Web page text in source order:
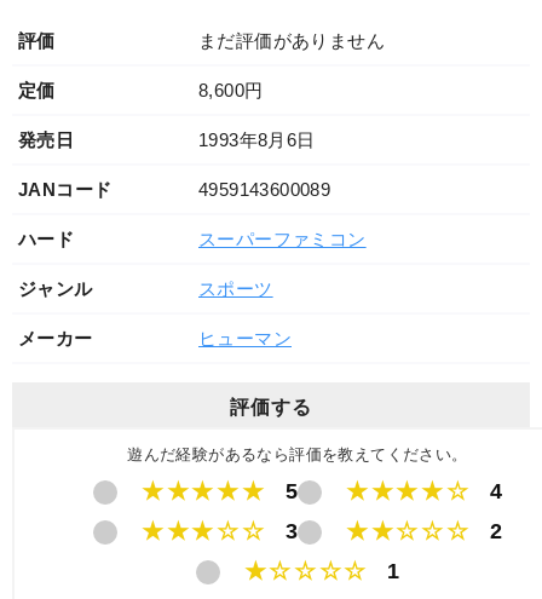
評価 まだ評価がありません
定価 8,600円
発売日 1993年8月6日
JANコード 4959143600089
ハード スーパーファミコン
ジャンル スポーツ
メーカー ヒューマン
評価する
遊んだ経験があるなら評価を教えてください。
★★★★★ 5 ★★★★☆
4
★★★☆☆
3 ★★☆☆☆
2
★☆☆☆☆
1